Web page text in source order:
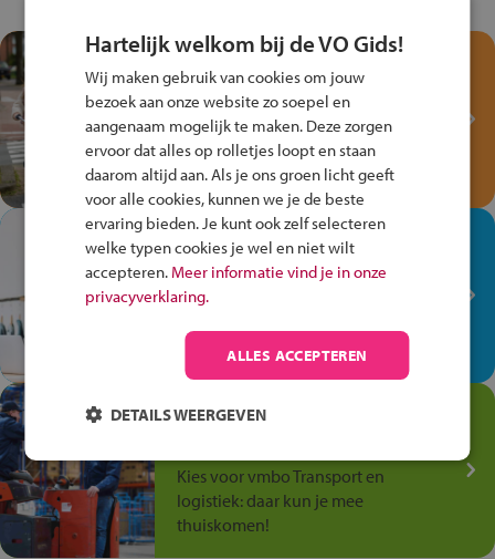
Test je kennis met het
Fiets Veilig
Verkeersspel!
Speel het Fiets Veilig Verkeersspel
en win een Cortina-fiets!
In de winkel ben je op je
plek!
Ontdek via het vmbo jouw talent
op de winkelvloer, waar elke dag
anders is!
Jouw talent in de
Kies voor vmbo Transport en
logistiek: daar kun je mee
thuiskomen!
Hartelijk welkom bij de VO Gids!
Wij maken gebruik van cookies om jouw
bezoek aan onze website zo soepel en
aangenaam mogelijk te maken. Deze zorgen
ervoor dat alles op rolletjes loopt en staan
daarom altijd aan. Als je ons groen licht geeft
voor alle cookies, kunnen we je de beste
ervaring bieden. Je kunt ook zelf selecteren
welke typen cookies je wel en niet wilt
accepteren. Meer informatie vind je in onze
privacyverklaring.
ALLES ACCEPTEREN
DETAILS WEERGEVEN